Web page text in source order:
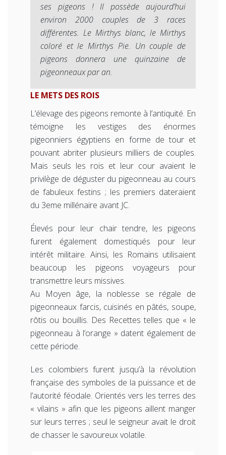
ses pigeons ! Il possède aujourd’hui
environ 2000 couples de 3 races
différentes. Le Mirthys blanc, le Mirthys
coloré et le Mirthys Pie. Un couple de
pigeons donnera une quinzaine de
pigeonneaux par an.
LE METS DES ROIS
L’élevage des pigeons remonte à l’antiquité. En
témoigne les vestiges des énormes
pigeonniers égyptiens en forme de tour et
pouvant abriter plusieurs milliers de couples.
Mais seuls les rois et leur cour avaient le
privilège de déguster du pigeonneau au cours
de fabuleux festins ; les premiers dateraient
du 3eme millénaire avant JC.
Élevés pour leur chair tendre, les pigeons
furent également domestiqués pour leur
intérêt militaire. Ainsi, les Romains utilisaient
beaucoup les pigeons voyageurs pour
transmettre leurs missives.
Au Moyen âge, la noblesse se régale de
pigeonneaux farcis, cuisinés en pâtés, soupe,
rôtis ou bouillis. Des Recettes telles que « le
pigeonneau à l’orange » datent également de
cette période.
Les colombiers furent jusqu’à la révolution
française des symboles de la puissance et de
l’autorité féodale. Orientés vers les terres des
« vilains » afin que les pigeons aillent manger
sur leurs terres ; seul le seigneur avait le droit
de chasser le savoureux volatile.